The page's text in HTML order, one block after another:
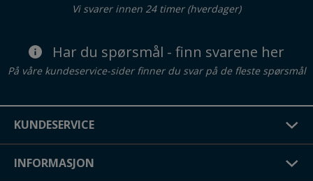
Vi svarer innen 24 timer (hverdager)
Har du spørsmål - finn svarene her
På våre kundeservice-sider finner du svar på de fleste spørsmål
KUNDESERVICE
INFORMASJON